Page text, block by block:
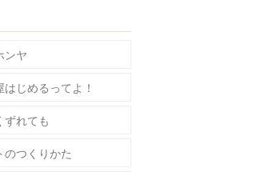
ンヤ
じめるってよ！
ずれても
のつくりかた